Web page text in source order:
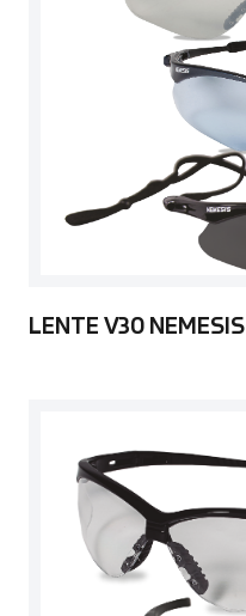
LENTE V30 NEMESIS